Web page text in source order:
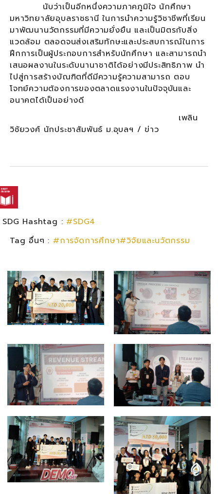
นับว่าเป็นอีกหนึ่งความภาคภูมิใจ นักศึกษา
มหาวิทยาลัยอุบลราชธานี ในการนำความรู้วิชาชีพที่เรียน
มาพัฒนานวัตกรรมที่มีความยั่งยืน และเป็นมิตรกับสิ่ง
แวดล้อม ตลอดจนส่งเสริมทักษะและประสบการณ์ในการ
ฝึกการเป็นผู้ประกอบการสำหรับนักศึกษา และสามารถนำ
เสนอผลงานในระดับนานาชาติได้อย่างมีประสิทธิภาพ นำ
ไปสู่การสร้างบัณฑิตที่ดีมีความรู้ความสามารถ ตอบ
โจทย์ความต้องการของตลาดแรงงานในปัจจุบันและ
อนาคตได้เป็นอย่างดี
เพลิน
วิชัยวงศ์ นักประชาสัมพันธ์ ม.อุบลฯ / ข่าว
SDG Hashtag : #SDG4
Tag อื่นๆ : #การจัดการศึกษา#วิจัยและนวัตกรรม